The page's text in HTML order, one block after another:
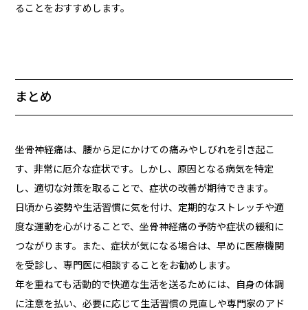
ることをおすすめします。
まとめ
坐骨神経痛は、腰から足にかけての痛みやしびれを引き起こ
す、非常に厄介な症状です。しかし、原因となる病気を特定
し、適切な対策を取ることで、症状の改善が期待できます。
日頃から姿勢や生活習慣に気を付け、定期的なストレッチや適
度な運動を心がけることで、坐骨神経痛の予防や症状の緩和に
つながります。また、症状が気になる場合は、早めに医療機関
を受診し、専門医に相談することをお勧めします。
年を重ねても活動的で快適な生活を送るためには、自身の体調
に注意を払い、必要に応じて生活習慣の見直しや専門家のアド